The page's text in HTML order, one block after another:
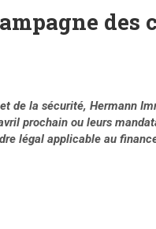
des
de la sécurité, Hermann
prochain ou leurs
légal applicable au